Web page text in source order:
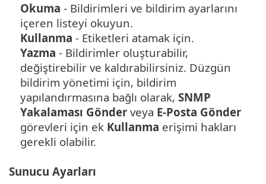
Okuma - Bildirimleri ve bildirim ayarlarını
içeren listeyi okuyun.
Kullanma - Etiketleri atamak için.
Yazma - Bildirimler oluşturabilir,
değiştirebilir ve kaldırabilirsiniz. Düzgün
bildirim yönetimi için, bildirim
yapılandırmasına bağlı olarak, SNMP
Yakalaması Gönder veya E-Posta Gönder
görevleri için ek Kullanma erişimi hakları
gerekli olabilir.
Sunucu Ayarları